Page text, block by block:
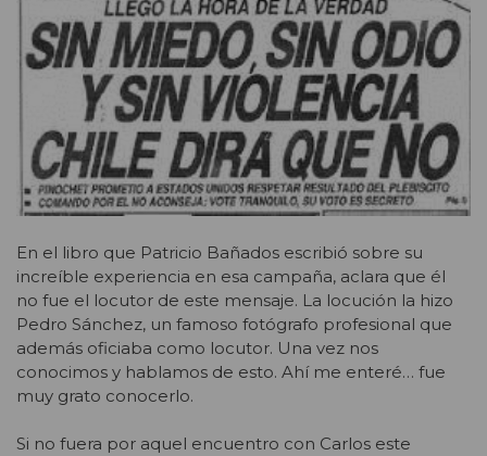
En el libro que Patricio Bañados escribió sobre su
increíble experiencia en esa campaña, aclara que él
no fue el locutor de este mensaje. La locución la hizo
Pedro Sánchez, un famoso fotógrafo profesional que
además oficiaba como locutor. Una vez nos
conocimos y hablamos de esto. Ahí me enteré… fue
muy grato conocerlo.
Si no fuera por aquel encuentro con Carlos este